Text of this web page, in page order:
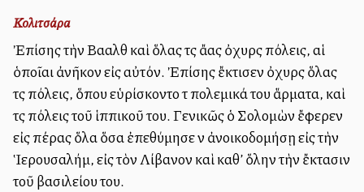
Κολιτσάρα
Ἐπίσης τὴν Βααλὰθ καὶ ὅλας τὰς ἄλλας ὀχυρὰς πόλεις, αἱ
ὁποῖαι ἀνῆκον εἰς αὐτόν. Ἐπίσης ἔκτισεν ὀχυρὰς ὅλας
τὰς πόλεις, ὅπου εὑρίσκοντο τὰ πολεμικά του ἅρματα, καὶ
τὰς πόλεις τοῦ ἱππικοῦ του. Γενικῶς ὁ Σολομὼν ἔφερεν
εἰς πέρας ὅλα ὅσα ἐπεθύμησε νὰ ἀνοικοδομήσῃ εἰς τὴν
Ἱερουσαλήμ, εἰς τὸν Λίβανον καὶ καθ’ ὅλην τὴν ἔκτασιν
τοῦ βασιλείου του.